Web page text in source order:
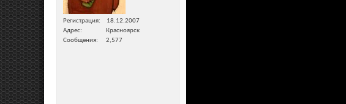
Регистрация
18.12.2007
Адрес
Красноярск
Сообщения
2,577